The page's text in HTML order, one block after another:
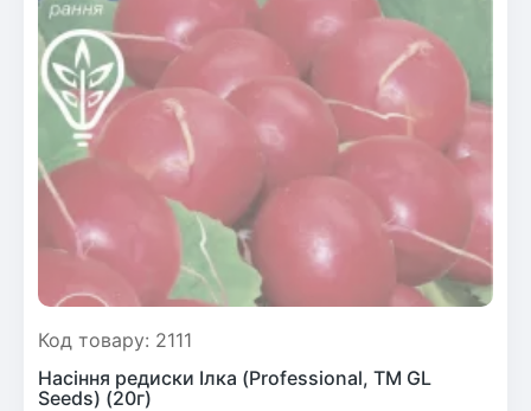
Код товару: 2111
Насіння редиски Ілка (Professional, TM GL
Seeds) (20г)